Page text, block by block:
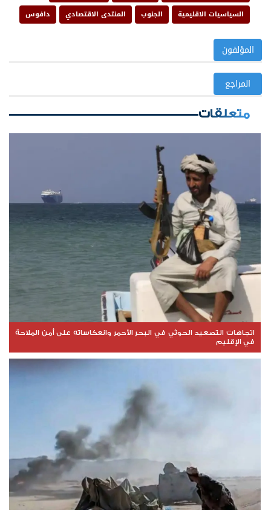
السياسيات الاقليمية
الجنوب المنتدى الاقتصادي دافوس
المؤلفون
المراجع
متعلقات
اتجاهات التصعيد الحوثي في البحر الأحمر وانعكاساته على أمن الملاحة
في الإقليم